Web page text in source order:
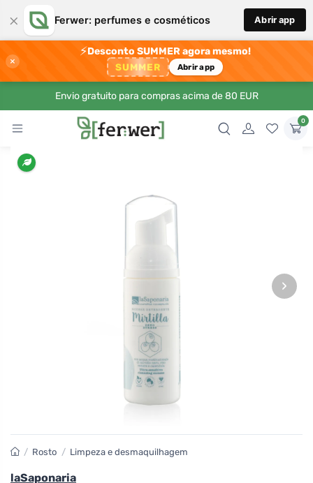
× Ferwer: perfumes e cosméticos Abrir app
×
⚡Desconto SUMMER agora mesmo!
SUMMER Abrir app
Envio gratuito para compras acima de 80 EUR
0
›
/ Rosto / Limpeza e desmaquilhagem
laSaponaria